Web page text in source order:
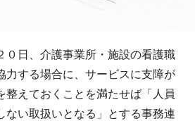
日、介護事業所・施設の看護職
力する場合に、サービスに支障が
整えておくことを満たせば「人員
ない取扱いとなる」とする事務連